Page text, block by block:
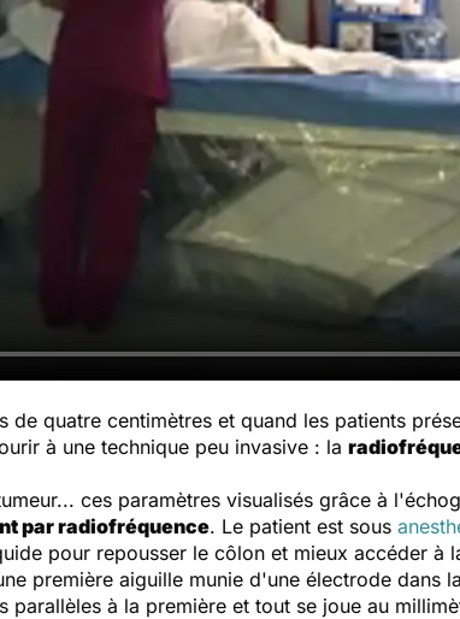
de quatre centimètres et quand les patients
à une technique peu invasive : la
ces paramètres visualisés grâce à
par radiofréquence. Le patient est sous
pour repousser le côlon et mieux accéder à
première aiguille munie d'une électrode dans
parallèles à la première et tout se joue au